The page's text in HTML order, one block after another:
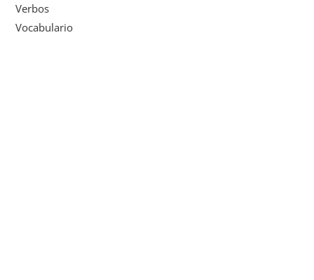
Verbos
Vocabulario